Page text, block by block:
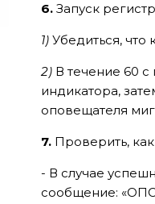
6. Запуск
1) Убедиться, что
2) В течение 60
индикатора,
оповещателя
7. Проверить,
- В случае
сообщение: